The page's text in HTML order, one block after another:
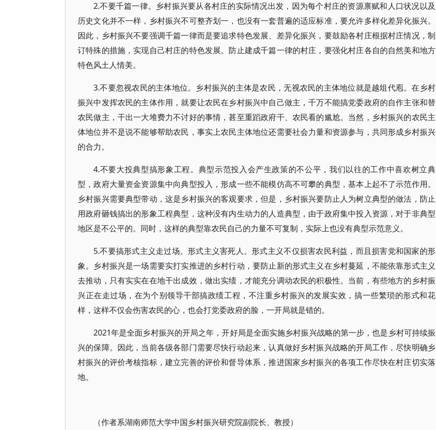
2.不要千篇一律。乡村振兴要从各村庄的实际情况出发，因为每个村庄的资源禀赋和人口状况以及
历史文化并不一样，乡村振兴不可整齐划一，也没有一套普遍的适应标准，要允许多样化差异化振兴。
因此，乡村振兴不要强调千篇一律而是要追求特色发展、差异化振兴，要鼓励各村庄根据村庄情况，制
订特殊的措施，实现自己村庄的特色发展。防止建成千篇一律的村庄，要强化村庄各自的自然美和地方
特色风土人情美。
3.不要忽视农民的主体地位。乡村振兴的主体是农民，无视农民的主体地位就是越俎代庖。在乡村
振兴中发挥农民的主体作用，就要让农民在乡村振兴中自己做主，千万不能搞党委政府的自作主张和替
农民做主，干出一大堆费力不讨好的事情，甚至重蹈政府干、农民看的尴尬。当然，乡村振兴的农民主
体地位并不是说不能够帮助农民，事实上农民主体地位还需要社会力量和资源参与，共同形成乡村振兴
的合力。
4.不要大投典型搞形象工程。典型示范投入会产生政策的不公平，我们以往的工作中喜欢树立典
型，政府大量资金资源集中向典型投入，形成一些不能模仿高不可攀的典型，基本上起不了示范作用。
乡村振兴需要典型带动，这是乡村振兴的客观要求，但是，乡村振兴要防止人为树立典型的做法，防止
用政府砸钱搞出的形象工程典型，这种没有内生动力的人造典型，由于政府集中投入资源，对于非典型
地区是不公平的。同时，这样的典型靠农民自己的力量不可复制，实际上也没有典型示范意义。
5.不要搞形式主义走过场。形式主义害死人。形式主义不仅损害农民利益，而且损害党和国家的形
象。乡村振兴是一场需要实打实推进的乡村行动，要防止新的形式主义在乡村蔓延，不能依靠形式主义
去推动，只有实实在在地干出成效，做出实绩，才能充分调动农民的积极性。当前，有些地方的乡村振
兴正在走过场，在为个别领导干部搞政绩工程，不注重乡村振兴的发展实效，搞一些繁琐的形式和花
样，这样不仅会伤害农民的心，也会打党委政府的脸，一开局就是错的。
2021年是全面乡村振兴的开局之年，开好局是全面实施乡村振兴战略的第一步，也是乡村可持续振
兴的保障。因此，当前各级各部门需要尽快行动起来，认真做好乡村振兴战略的开局工作，尽快明确乡
村振兴的评价考核指标，建立完善的评价和督导体系，推进国家乡村振兴的各项工作尽快在村庄切实落
地。
（作者系湖南师范大学中国乡村振兴研究院副院长、教授）